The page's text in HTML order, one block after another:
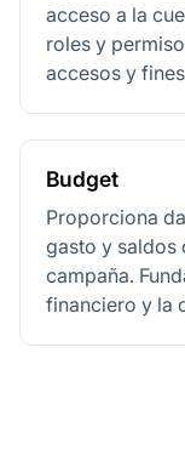
acceso a la
roles y
accesos y
Budget
Proporciona
gasto y saldos
campaña.
financiero y la